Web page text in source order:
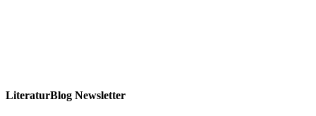
LiteraturBlog Newsletter